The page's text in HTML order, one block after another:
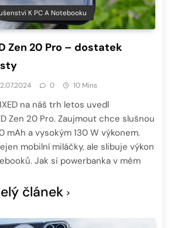
K PC A Notebooku
Zen 20 Pro – dostatek
0 10 Mins
na náš trh letos uvedl
Zen 20 Pro. Zaujmout chce slušnou
mAh a vysokým 130 W výkonem.
mobilní miláčky, ale slibuje výkon
Jak si powerbanka v mém
článek